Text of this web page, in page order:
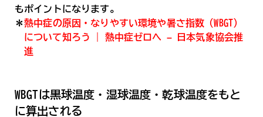
もポイントになります。
＊熱中症の原因・なりやすい環境や暑さ指数（WBGT）
について知ろう | 熱中症ゼロへ – 日本気象協会推
進
WBGTは黒球温度・湿球温度・乾球温度をもと
に算出される